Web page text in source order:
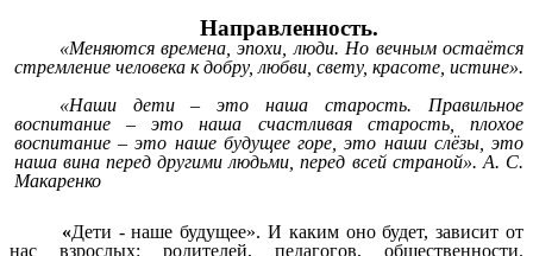
Направленность.
«Меняются времена, эпохи, люди. Но вечным остаётся
стремление человека к добру, любви, свету, красоте, истине».
«Наши дети – это наша старость. Правильное
воспитание – это наша счастливая старость, плохое
воспитание – это наше будущее горе, это наши слёзы, это
наша вина перед другими людьми, перед всей страной». А. С.
Макаренко
«Дети - наше будущее». И каким оно будет, зависит от
нас взрослых: родителей, педагогов, общественности.